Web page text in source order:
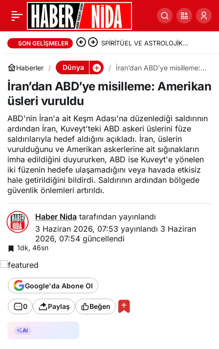
SON GELIŞMELER SPİRİTÜEL VE ASTROLOJİK
PROPAGANDA AKIMLARININ
İSLAM HİKEMİYATI AÇISINDAN
Haberler Dünya
İran’dan ABD’ye misilleme:
İran’dan ABD’ye misilleme: Amerikan
üsleri vuruldu
ABD'nin İran'a ait Keşm Adası'na düzenlediği saldırının
ardından İran, Kuveyt'teki ABD askeri üslerini füze
saldırılarıyla hedef aldığını açıkladı. İran, üslerin
vurulduğunu ve Amerikan askerlerine ait sığınakların
imha edildiğini duyururken, ABD ise Kuveyt'e yönelen
iki füzenin hedefe ulaşamadığını veya havada etkisiz
hale getirildiğini bildirdi. Saldırının ardından bölgede
güvenlik önlemleri artırıldı.
Haber Nida tarafından yayınlandı
3 Haziran 2026, 07:53 yayınlandı 3 Haziran
2026, 07:54 güncellendi
1dk, 46sn
Google'da Abone Ol
0 Paylaş Beğen
AI